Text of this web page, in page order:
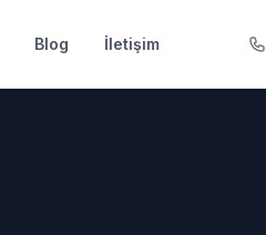
Blog İletişim